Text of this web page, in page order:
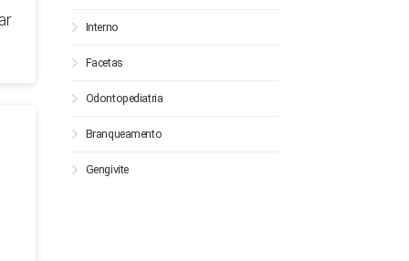
Interno
Facetas
Odontopediatria
Branqueamento
Gengivite